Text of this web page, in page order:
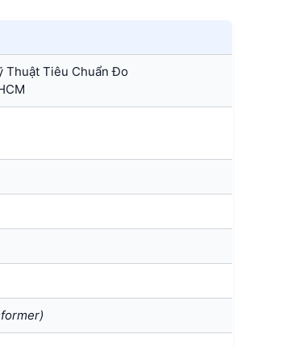
Thuật Tiêu Chuẩn Đo